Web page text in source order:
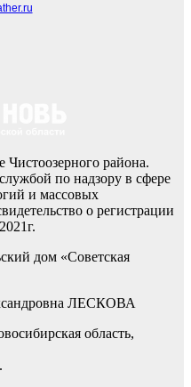
Чистоозерного района.
по надзору в сфере
и массовых
о регистрации
дом «Советская
ЛЕСКОВА
область,